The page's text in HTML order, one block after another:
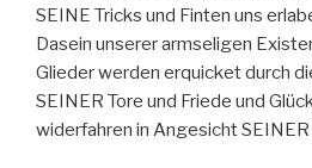
SEINE Tricks und Finten uns
Dasein unserer armseligen
Glieder werden erquicket durch
SEINER Tore und Friede und
widerfahren in Angesicht